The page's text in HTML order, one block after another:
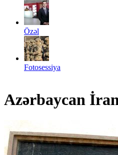
Özəl
Fotosessiya
Azərbaycan